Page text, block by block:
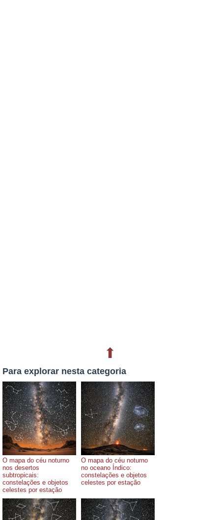
⬆
Para explorar nesta categoria
O mapa do céu noturno
nos desertos
subtropicais:
constelações e objetos
celestes por estação
O mapa do céu noturno
no oceano Índico:
constelações e objetos
celestes por estação